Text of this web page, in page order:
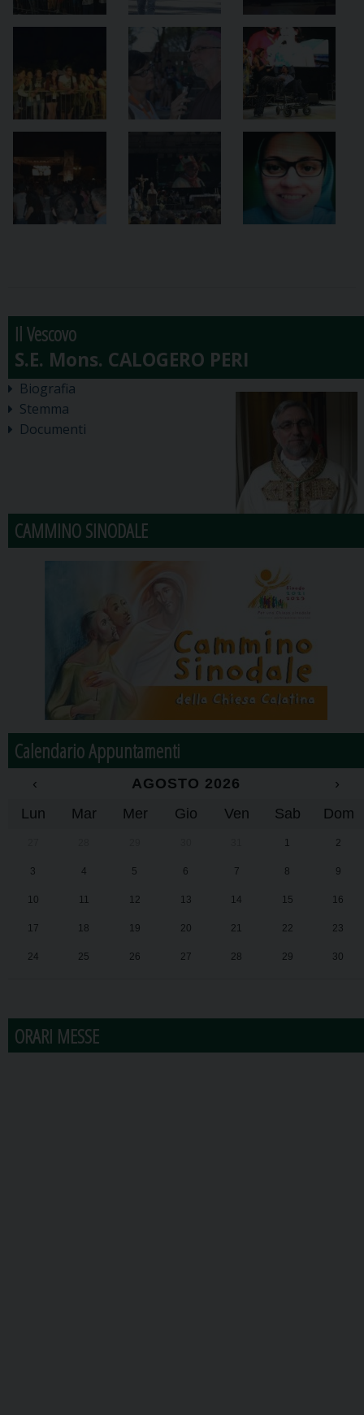
Il Vescovo
Biografia
Stemma
Documenti
CAMMINO SINODALE
Calendario Appuntamenti
‹ AGOSTO 2026
›
Lun
Mar Mer Gio Ven Sab Dom
1 2
3 4 5 6 7 8 9
10 11 12 13 14 15 16
17 18 19 20 21 22 23
24 25 26 27 28 29 30
ORARI MESSE